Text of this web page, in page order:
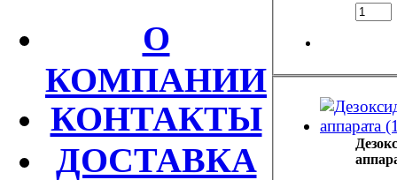
О
КОМПАНИИ
КОНТАКТЫ
ДОСТАВКА